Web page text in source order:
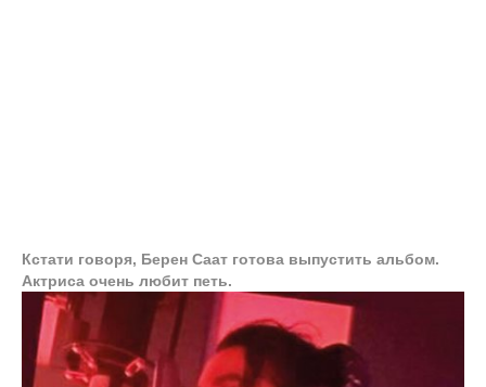
Кстати говоря, Берен Саат готова выпустить альбом.
Актриса очень любит петь.